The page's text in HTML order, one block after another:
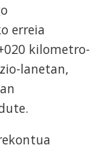
erreia
kilometro-
lanetan,